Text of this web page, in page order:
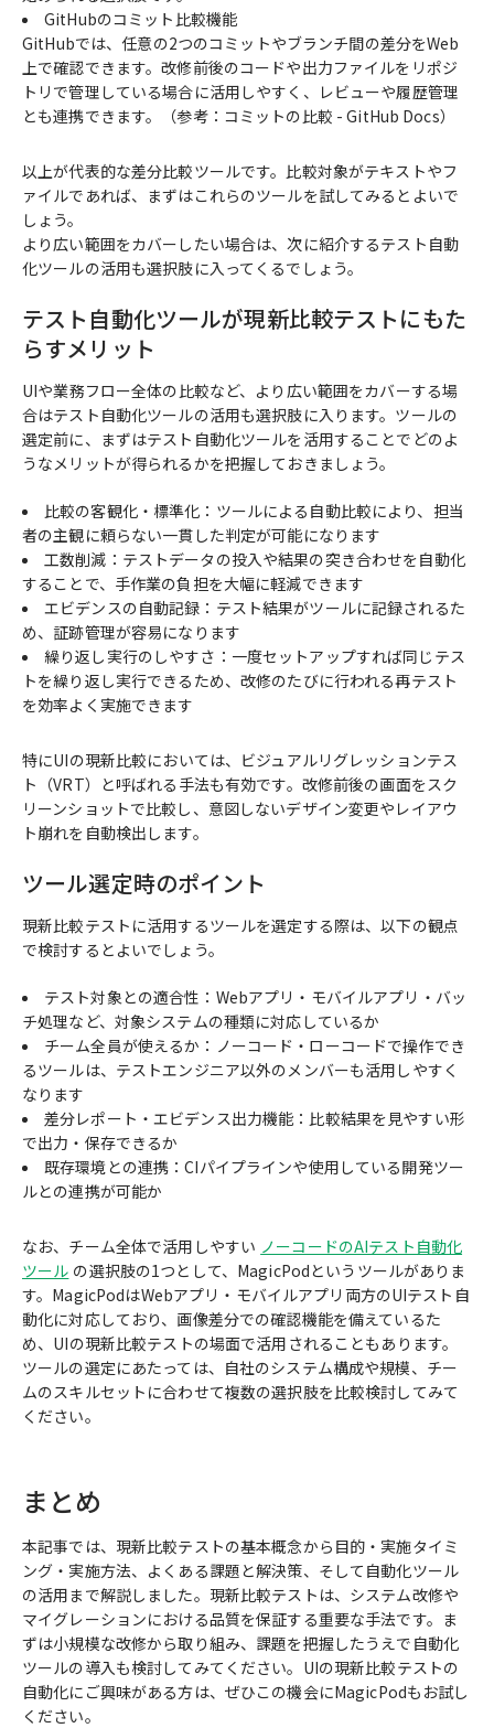
GitHubのコミット比較機能
GitHubでは、任意の2つのコミットやブランチ間の差分をWeb
上で確認できます。改修前後のコードや出力ファイルをリポジ
トリで管理している場合に活用しやすく、レビューや履歴管理
とも連携できます。（参考： コミットの比較 - GitHub Docs）
以上が代表的な差分比較ツールです。比較対象がテキストやフ
ァイルであれば、まずはこれらのツールを試してみるとよいで
しょう。
より広い範囲をカバーしたい場合は、次に紹介するテスト自動
化ツールの活用も選択肢に入ってくるでしょう。
テスト自動化ツールが現新比較テストにもた
らすメリット
UIや業務フロー全体の比較など、より広い範囲をカバーする場
合はテスト自動化ツールの活用も選択肢に入ります。ツールの
選定前に、まずはテスト自動化ツールを活用することでどのよ
うなメリットが得られるかを把握しておきましょう。
比較の客観化・標準化：ツールによる自動比較により、担当
者の主観に頼らない一貫した判定が可能になります
工数削減：テストデータの投入や結果の突き合わせを自動化
することで、手作業の負担を大幅に軽減できます
エビデンスの自動記録：テスト結果がツールに記録されるた
め、証跡管理が容易になります
繰り返し実行のしやすさ：一度セットアップすれば同じテス
トを繰り返し実行できるため、改修のたびに行われる再テスト
を効率よく実施できます
特にUIの現新比較においては、ビジュアルリグレッションテス
ト（VRT）と呼ばれる手法も有効です。改修前後の画面をスク
リーンショットで比較し、意図しないデザイン変更やレイアウ
ト崩れを自動検出します。
ツール選定時のポイント
現新比較テストに活用するツールを選定する際は、以下の観点
で検討するとよいでしょう。
テスト対象との適合性：Webアプリ・モバイルアプリ・バッ
チ処理など、対象システムの種類に対応しているか
チーム全員が使えるか：ノーコード・ローコードで操作でき
るツールは、テストエンジニア以外のメンバーも活用しやすく
なります
差分レポート・エビデンス出力機能：比較結果を見やすい形
で出力・保存できるか
既存環境との連携：CIパイプラインや使用している開発ツー
ルとの連携が可能か
なお、チーム全体で活用しやすい ノーコードのAIテスト自動化
ツール の選択肢の1つとして、MagicPodというツールがありま
す。MagicPodはWebアプリ・モバイルアプリ両方のUIテスト自
動化に対応しており、画像差分での確認機能を備えているた
め、UIの現新比較テストの場面で活用されることもあります。
ツールの選定にあたっては、自社のシステム構成や規模、チー
ムのスキルセットに合わせて複数の選択肢を比較検討してみて
ください。
まとめ
本記事では、現新比較テストの基本概念から目的・実施タイミ
ング・実施方法、よくある課題と解決策、そして自動化ツール
の活用まで解説しました。現新比較テストは、システム改修や
マイグレーションにおける品質を保証する重要な手法です。ま
ずは小規模な改修から取り組み、課題を把握したうえで自動化
ツールの導入も検討してみてください。UIの現新比較テストの
自動化にご興味がある方は、ぜひこの機会にMagicPodもお試し
ください。